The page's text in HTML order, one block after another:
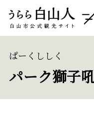
パーク獅子
ぱーくししく